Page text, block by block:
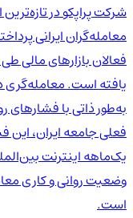
شرکت پراپکو در
معامله‌گران ایرانی
فعالان بازارهای مالی
یافته است. معامله‌گری
به‌طور ذاتی با فشارهای
فعلی جامعه ایران، این
یک‌ماهه اینترنت
وضعیت روانی و کاری
است.